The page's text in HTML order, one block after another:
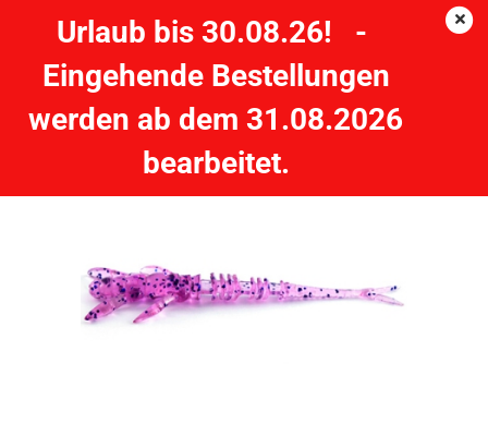
Urlaub bis 30.08.26! -
Eingehende Bestellungen
werden ab dem 31.08.2026
bearbeitet.
FishUp Flit 2" - 5,5cm - 9 Stück - Farbe 015 - Violet/Blue